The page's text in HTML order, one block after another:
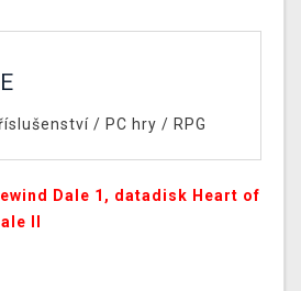
/ PC hry / RPG
Dale 1, datadisk Heart of
II